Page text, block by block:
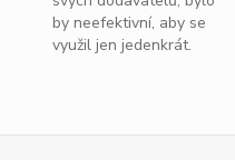
by neefektivní, aby se
využil jen jedenkrát.